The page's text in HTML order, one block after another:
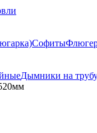
Софиты
Дымники на трубу